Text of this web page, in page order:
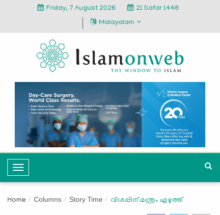
Friday, 7 August 2026
21 Safar 1448
Malayalam
T
o
g
Home Columns Story Time വിശപ്പിന് മന്ത്രം എഴുത്ത്